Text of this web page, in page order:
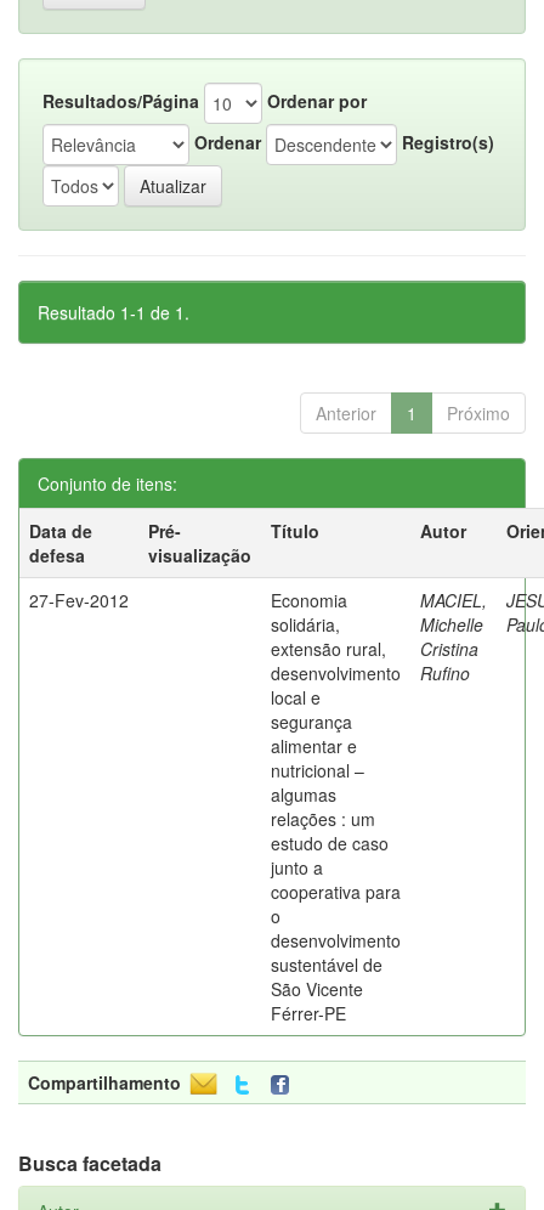
Resultados/Página
Ordenar por
Ordenar
Registro(s)
Resultado 1-1 de 1.
Anterior 1 Próximo
Conjunto de itens:
Data de
defesa
Pré-
visualização
Título Autor
27-Fev-2012
Economia
solidária,
extensão rural,
desenvolvimento
local e
segurança
alimentar e
nutricional –
algumas
relações : um
estudo de caso
junto a
cooperativa para
o
desenvolvimento
sustentável de
São Vicente
Férrer-PE
MACIEL,
Michelle
Cristina
Rufino
Compartilhamento
Busca facetada